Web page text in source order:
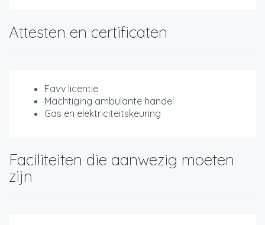
Attesten en certificaten
Favv licentie
Machtiging ambulante handel
Gas en elektriciteitskeuring
Faciliteiten die aanwezig moeten
zijn